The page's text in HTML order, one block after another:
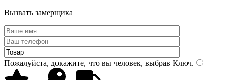
Вызвать замерщика
Пожалуйста, докажите, что вы человек, выбрав Ключ.